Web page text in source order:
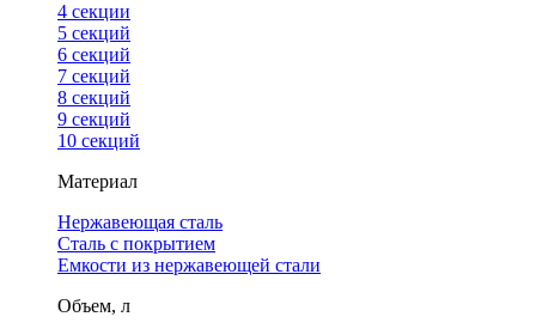
4 cекции
5 секций
6 секций
7 секций
8 секций
9 секций
10 секций
Материал
Нержавеющая сталь
Сталь с покрытием
Емкости из нержавеющей стали
Объем, л